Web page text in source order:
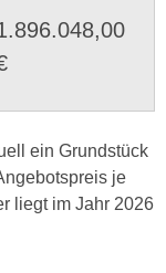
ein Grundstück
je
liegt im Jahr 2026